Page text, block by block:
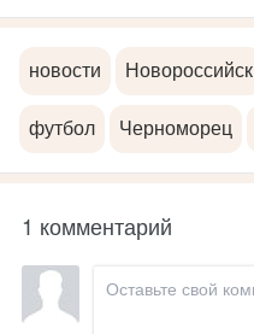
новости Новороссийск
футбол Черноморец
1 комментарий